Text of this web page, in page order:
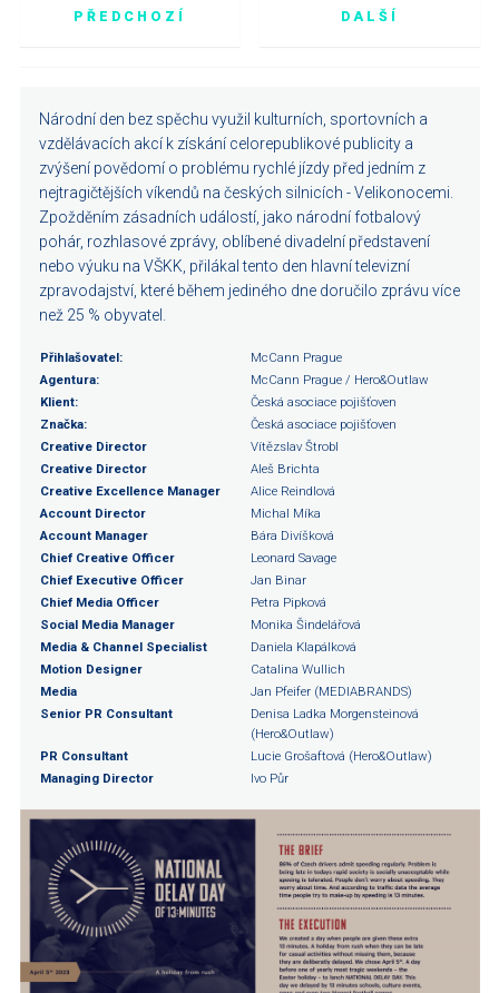
PŘEDCHOZÍ DALŠÍ
Národní den bez spěchu využil kulturních, sportovních a
vzdělávacích akcí k získání celorepublikové publicity a
zvýšení povědomí o problému rychlé jízdy před jedním z
nejtragičtějších víkendů na českých silnicích - Velikonocemi.
Zpožděním zásadních událostí, jako národní fotbalový
pohár, rozhlasové zprávy, oblíbené divadelní představení
nebo výuku na VŠKK, přilákal tento den hlavní televizní
zpravodajství, které během jediného dne doručilo zprávu více
než 25 % obyvatel.
Přihlašovatel:
McCann Prague
Agentura:
McCann Prague / Hero&Outlaw
Klient:
Česká asociace pojišťoven
Značka:
Česká asociace pojišťoven
Creative Director
Vítězslav Štrobl
Creative Director
Aleš Brichta
Creative Excellence Manager
Alice Reindlová
Account Director
Michal Míka
Account Manager
Bára Divíšková
Chief Creative Officer
Leonard Savage
Chief Executive Officer
Jan Binar
Chief Media Officer
Petra Pipková
Social Media Manager
Monika Šindelářová
Media & Channel Specialist
Daniela Klapálková
Motion Designer
Catalina Wullich
Media
Jan Pfeifer (MEDIABRANDS)
Senior PR Consultant
Denisa Ladka Morgensteinová
(Hero&Outlaw)
PR Consultant
Lucie Grošaftová (Hero&Outlaw)
Managing Director
Ivo Půr